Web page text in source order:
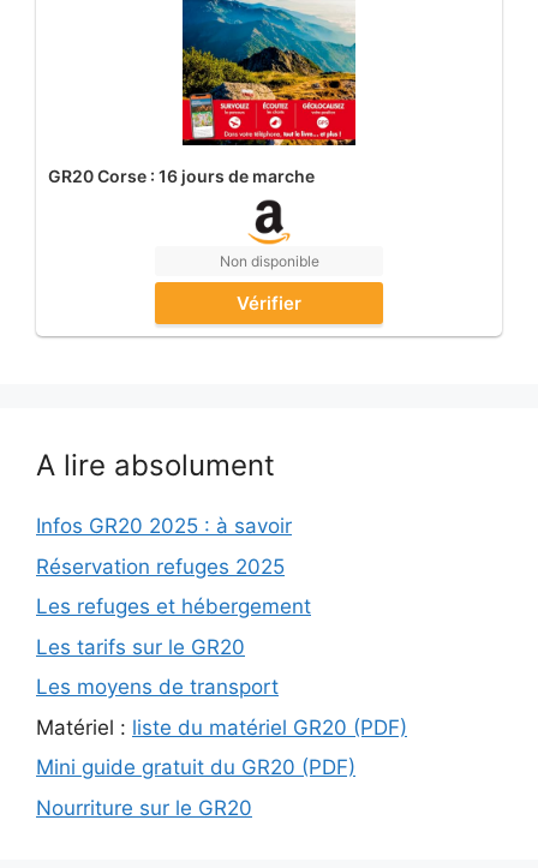
GR20 Corse : 16 jours de marche
Non disponible
Vérifier
A lire absolument
Infos GR20 2025 : à savoir
Réservation refuges 2025
Les refuges et hébergement
Les tarifs sur le GR20
Les moyens de transport
Matériel : liste du matériel GR20 (PDF)
Mini guide gratuit du GR20 (PDF)
Nourriture sur le GR20